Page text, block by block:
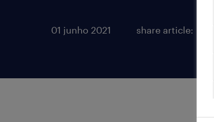
01 junho 2021 share article: